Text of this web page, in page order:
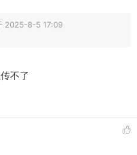
2025-8-5 17:09
不了